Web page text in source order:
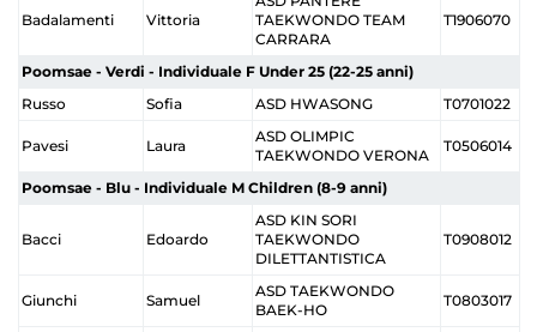
Badalamenti Vittoria
TAEKWONDO TEAM
CARRARA
T1906070
Poomsae - Verdi - Individuale F Under 25 (22-25 anni)
Russo
Sofia ASD HWASONG T0701022
Pavesi Laura
ASD OLIMPIC
TAEKWONDO VERONA
T0506014
Poomsae - Blu - Individuale M Children (8-9 anni)
Bacci Edoardo
ASD KIN SORI
TAEKWONDO
DILETTANTISTICA
T0908012
Giunchi Samuel
ASD TAEKWONDO
BAEK-HO
T0803017